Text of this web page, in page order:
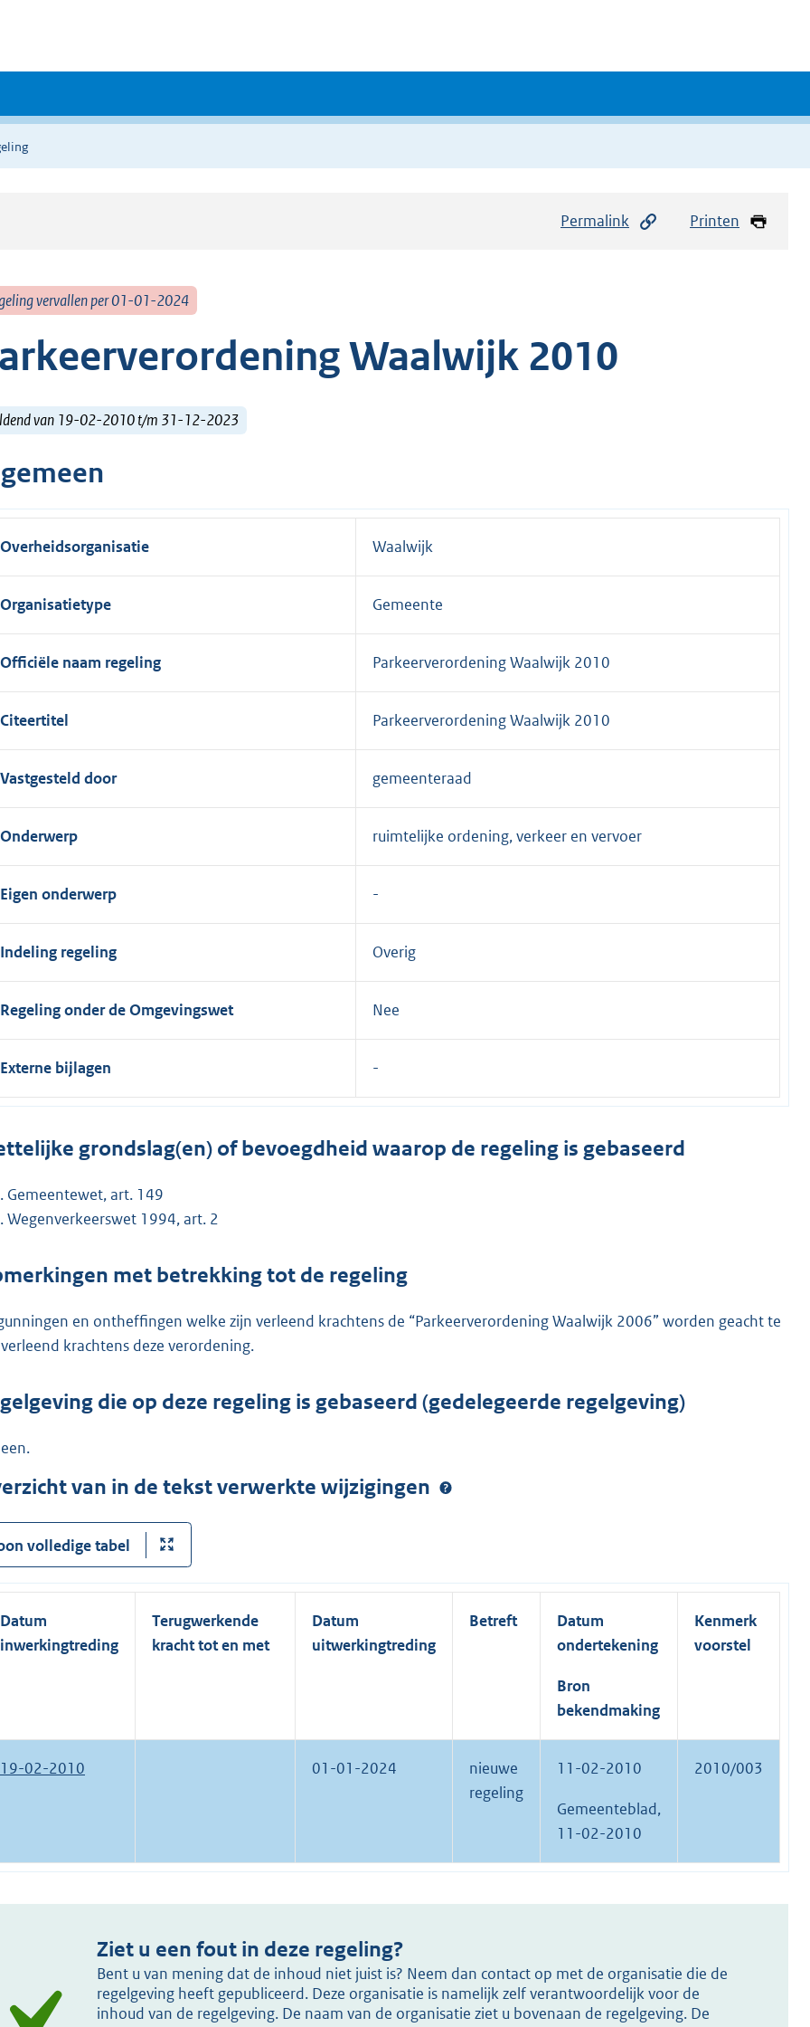
Permalink Printen
vervallen per 01-01-2024
Waalwijk 2010
van 19-02-2010 t/m 31-12-2023
Overheidsorganisatie Waalwijk
Organisatietype Gemeente
Officiële naam regeling Parkeerverordening Waalwijk 2010
Citeertitel Parkeerverordening Waalwijk 2010
Vastgesteld door gemeenteraad
Onderwerp ruimtelijke ordening, verkeer en vervoer
Eigen onderwerp
Indeling regeling Overig
Regeling onder de Omgevingswet Nee
Externe bijlagen
grondslag(en) of bevoegdheid waarop de regeling is gebaseerd
Gemeentewet, art. 149
Wegenverkeerswet 1994, art. 2
met betrekking tot de regeling
en ontheffingen welke zijn verleend krachtens de “Parkeerverordening Waalwijk 2006” worden geacht te
krachtens deze verordening.
die op deze regeling is gebaseerd (gedelegeerde regelgeving)
van in de tekst verwerkte wijzigingen
volledige tabel
Datum
inwerkingtreding
Terugwerkende
kracht tot en met
Datum
uitwerkingtreding
Betreft
Datum
ondertekening
Bron
bekendmaking
Kenmerk
voorstel
19-02-2010 01-01-2024
nieuwe
regeling
11-02-2010
Gemeenteblad,
11-02-2010
2010/003
Ziet u een fout in deze regeling?
Bent u van mening dat de inhoud niet juist is? Neem dan contact op met de organisatie die de
regelgeving heeft gepubliceerd. Deze organisatie is namelijk zelf verantwoordelijk voor de
inhoud van de regelgeving. De naam van de organisatie ziet u bovenaan de regelgeving. De